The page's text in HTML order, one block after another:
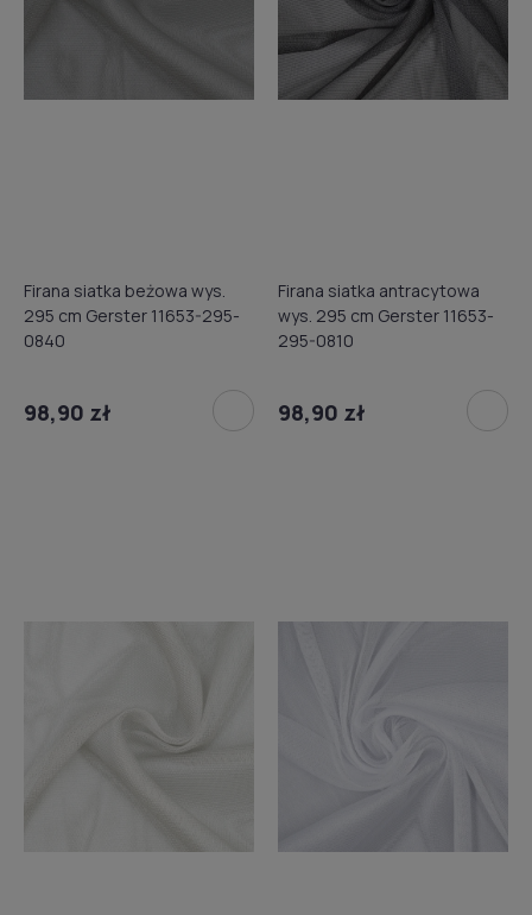
Firana siatka beżowa wys.
295 cm Gerster 11653-295-
0840
98,90 zł
Firana siatka antracytowa
wys. 295 cm Gerster 11653-
295-0810
98,90 zł